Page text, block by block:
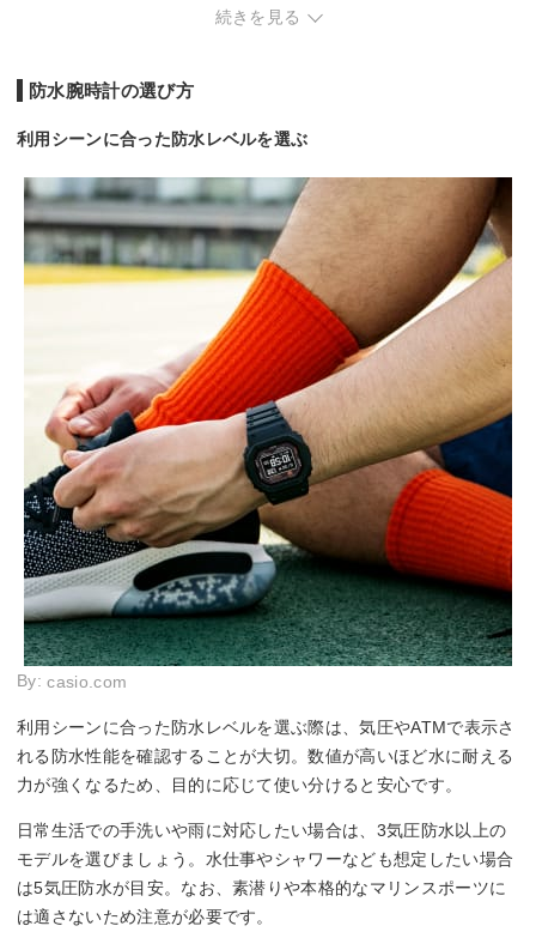
ソーラー充電
続きを見る
防水腕時計の選び方
利用シーンに合った防水レベルを選ぶ
By:casio.com
利用シーンに合った防水レベルを選ぶ際は、気圧やATMで表示さ
れる防水性能を確認することが大切。数値が高いほど水に耐える
力が強くなるため、目的に応じて使い分けると安心です。
日常生活での手洗いや雨に対応したい場合は、3気圧防水以上の
モデルを選びましょう。水仕事やシャワーなども想定したい場合
は5気圧防水が目安。なお、素潜りや本格的なマリンスポーツに
は適さないため注意が必要です。